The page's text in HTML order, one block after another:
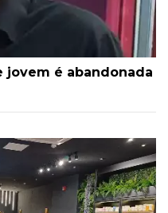
jovem é abandonada